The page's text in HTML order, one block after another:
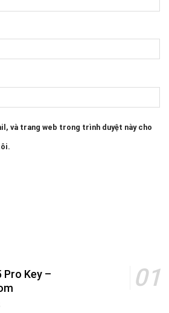
và trang web trong trình duyệt này cho
Pro Key –